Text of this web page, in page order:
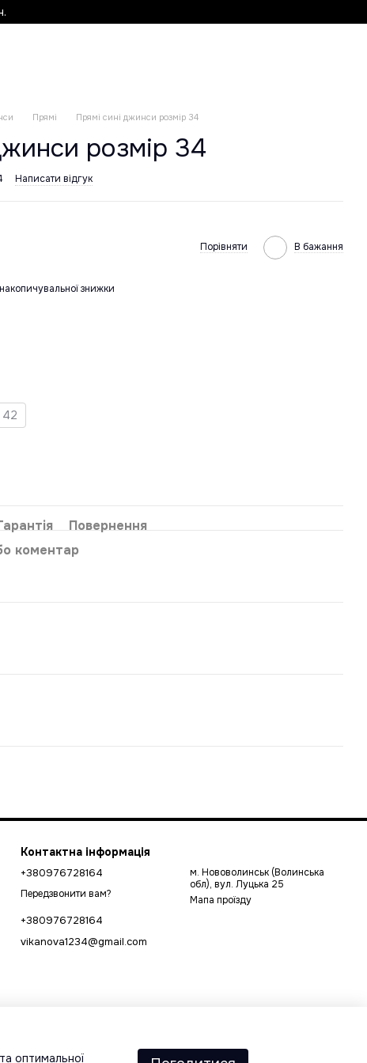
Прямі Прямі сині джинси розмір 34
розмір 34
Написати відгук
Порівняти В бажання
знижки
42
Повернення
коментар
Контактна інформація
+380976728164
Передзвонити вам?
+380976728164
vikanova1234@gmail.com
м. Нововолинськ (Волинська
обл), вул. Луцька 25
Мапа проїзду
оптимальної